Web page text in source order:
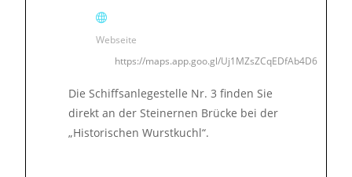
Webseite
https://maps.app.goo.gl/Uj1MZsZCqEDfAb4D6
Die Schiffsanlegestelle Nr. 3 finden Sie
direkt an der Steinernen Brücke bei der
„Historischen Wurstkuchl“.